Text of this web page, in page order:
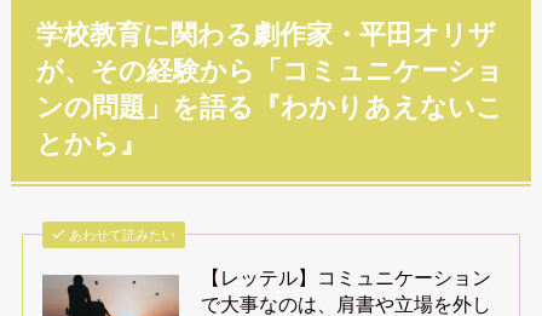
学校教育に関わる劇作家・平田オリザ
が、その経験から「コミュニケーショ
ンの問題」を語る『わかりあえないこ
とから』
あわせて読みたい
【レッテル】コミュニケーション
で大事なのは、肩書や立場を外し